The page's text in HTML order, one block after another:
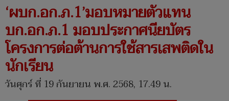
‘ผบก.อก.ภ.1’มอบหมายตัวแทน
บก.อก.ภ.1 มอบประกาศนียบัตร
โครงการต่อต้านการใช้สารเสพติดใน
นักเรียน
วันศุกร์ ที่ 19 กันยายน พ.ศ. 2568, 17.49 น.